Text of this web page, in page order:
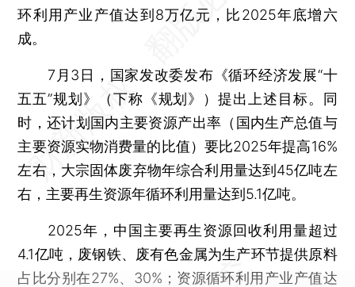
环利用产业产值达到8万亿元，比2025年底增六
成。
7月3日，国家发改委发布《循环经济发展“十
五五”规划》（下称《规划》）提出上述目标。同
时，还计划国内主要资源产出率（国内生产总值与
主要资源实物消费量的比值）要比2025年提高16%
左右，大宗固体废弃物年综合利用量达到45亿吨左
右，主要再生资源年循环利用量达到5.1亿吨。
2025年，中国主要再生资源回收利用量超过
4.1亿吨，废钢铁、废有色金属为生产环节提供原料
占比分别在27%、30%；资源循环利用产业产值达